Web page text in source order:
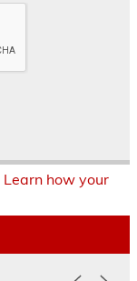
Learn how your